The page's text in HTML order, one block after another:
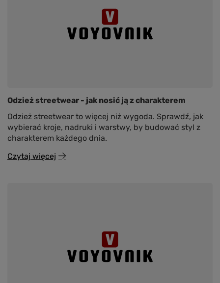
Odzież streetwear - jak nosić ją z charakterem
Odzież streetwear to więcej niż wygoda. Sprawdź, jak
wybierać kroje, nadruki i warstwy, by budować styl z
charakterem każdego dnia.
Czytaj więcej